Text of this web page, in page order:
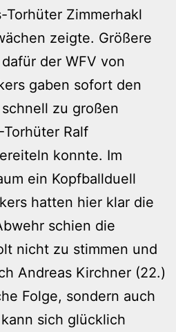
Zimmerhakl
zeigte. Größere
der WFV von
gaben sofort den
zu großen
Ralf
konnte. Im
ein Kopfballduell
hatten hier klar die
schien die
nicht zu stimmen und
Andreas Kirchner (22.)
Folge, sondern auch
sich glücklich